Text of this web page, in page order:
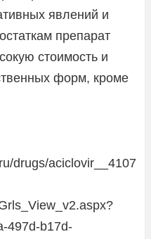
явлений и
препарат
стоимость и
форм, кроме
drugs/aciclovir__4107
497d-b17d-